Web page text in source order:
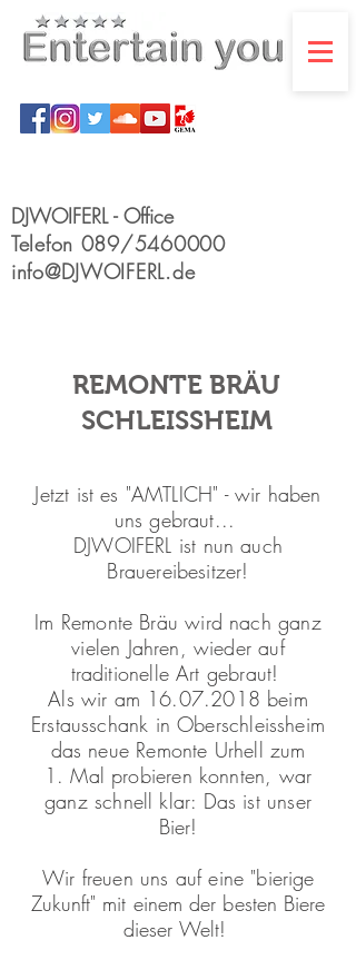
DJWOIFERL - Office
Telefon 089/5460000
info@DJWOIFERL.de
REMONTE BRÄU
SCHLEISSHEIM
Jetzt ist es "AMTLICH" - wir haben
uns gebraut...
DJWOIFERL ist nun auch
Brauereibesitzer!
Im Remonte Bräu wird nach ganz
vielen Jahren, wieder auf
traditionelle Art gebraut!
Als wir am 16.07.2018 beim
Erstausschank in Oberschleissheim
das neue Remonte Urhell zum
1. Mal probieren konnten, war
ganz schnell klar: Das ist unser
Bier!
Wir freuen uns auf eine "bierige
Zukunft" mit einem der besten Biere
dieser Welt!